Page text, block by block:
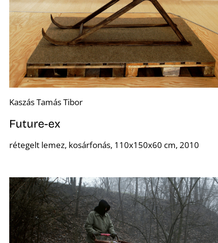
Kaszás Tamás Tibor
Future-ex
rétegelt lemez, kosárfonás, 110x150x60 cm, 2010